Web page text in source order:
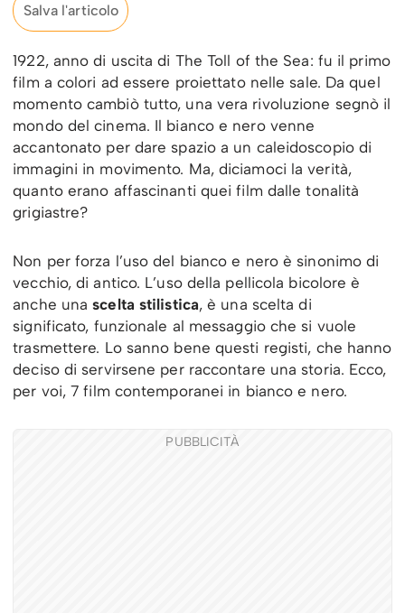
Salva l'articolo
1922, anno di uscita di The Toll of the Sea: fu il primo
film a colori ad essere proiettato nelle sale. Da quel
momento cambiò tutto, una vera rivoluzione segnò il
mondo del cinema. Il bianco e nero venne
accantonato per dare spazio a un caleidoscopio di
immagini in movimento. Ma, diciamoci la verità,
quanto erano affascinanti quei film dalle tonalità
grigiastre?
Non per forza l’uso del bianco e nero è sinonimo di
vecchio, di antico. L’uso della pellicola bicolore è
anche unascelta stilistica, è una scelta di
significato, funzionale al messaggio che si vuole
trasmettere. Lo sanno bene questi registi, che hanno
deciso di servirsene per raccontare una storia. Ecco,
per voi, 7 film contemporanei in bianco e nero.
PUBBLICITÀ